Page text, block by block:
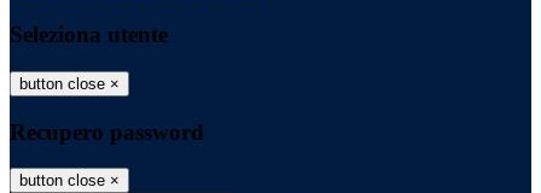
Seleziona utente
button close ×
Recupero password
button close ×